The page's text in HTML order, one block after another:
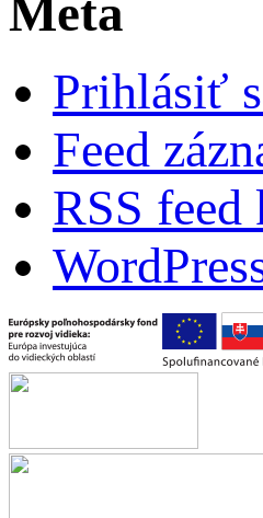
Meta
Prihlásiť
Feed
RSS feed